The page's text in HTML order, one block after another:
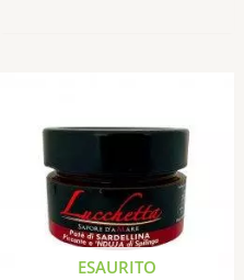
ESAURITO